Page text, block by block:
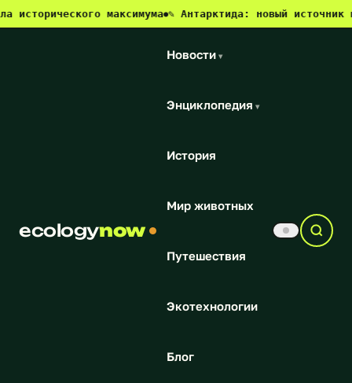
максимума●✎ Антарктида: новый источник метана
ecologynow
Новости ▾
Энциклопедия ▾
История
Мир животных
Путешествия
Экотехнологии
Блог